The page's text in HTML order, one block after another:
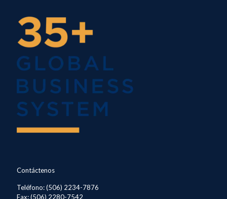
Contáctenos
Teléfono: (506) 2234-7876
Fax: (506) 2280-7542